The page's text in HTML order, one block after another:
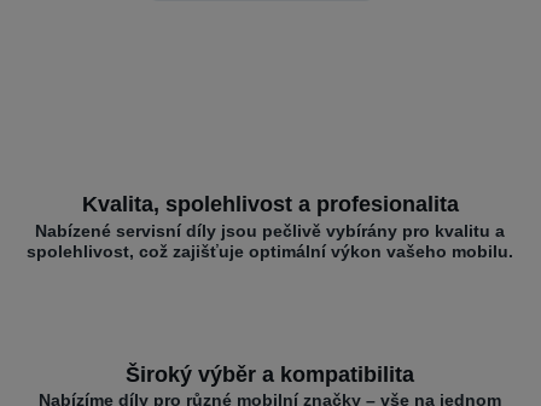
Kvalita, spolehlivost a profesionalita
Nabízené servisní díly jsou pečlivě vybírány pro kvalitu a
spolehlivost, což zajišťuje optimální výkon vašeho mobilu.
Široký výběr a kompatibilita
Nabízíme díly pro různé mobilní značky – vše na jednom